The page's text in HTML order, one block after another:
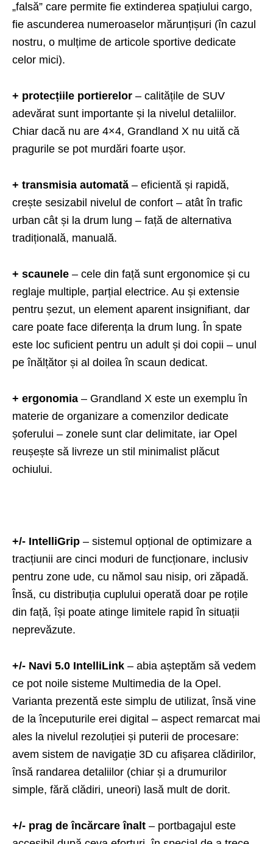
„falsă” care permite fie extinderea spațiului cargo,
fie ascunderea numeroaselor mărunțișuri (în cazul
nostru, o mulțime de articole sportive dedicate
celor mici).
+ protecțiile portierelor – calitățile de SUV
adevărat sunt importante și la nivelul detaliilor.
Chiar dacă nu are 4×4, Grandland X nu uită că
pragurile se pot murdări foarte ușor.
+ transmisia automată – eficientă și rapidă,
crește sesizabil nivelul de confort – atât în trafic
urban cât și la drum lung – față de alternativa
tradițională, manuală.
+ scaunele – cele din față sunt ergonomice și cu
reglaje multiple, parțial electrice. Au și extensie
pentru șezut, un element aparent insignifiant, dar
care poate face diferența la drum lung. În spate
este loc suficient pentru un adult și doi copii – unul
pe înălțător și al doilea în scaun dedicat.
+ ergonomia – Grandland X este un exemplu în
materie de organizare a comenzilor dedicate
șoferului – zonele sunt clar delimitate, iar Opel
reușește să livreze un stil minimalist plăcut
ochiului.
+/- IntelliGrip – sistemul opțional de optimizare a
tracțiunii are cinci moduri de funcționare, inclusiv
pentru zone ude, cu nămol sau nisip, ori zăpadă.
Însă, cu distribuția cuplului operată doar pe roțile
din față, își poate atinge limitele rapid în situații
neprevăzute.
+/- Navi 5.0 IntelliLink – abia așteptăm să vedem
ce pot noile sisteme Multimedia de la Opel.
Varianta prezentă este simplu de utilizat, însă vine
de la începuturile erei digital – aspect remarcat mai
ales la nivelul rezoluției și puterii de procesare:
avem sistem de navigație 3D cu afișarea clădirilor,
însă randarea detaliilor (chiar și a drumurilor
simple, fără clădiri, uneori) lasă mult de dorit.
+/- prag de încărcare înalt – portbagajul este